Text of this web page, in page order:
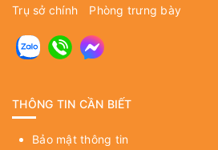
Trụ sở chính Phòng trưng bày
THÔNG TIN CẦN BIẾT
Bảo mật thông tin